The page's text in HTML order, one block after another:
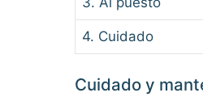
4. Cuidado
Cuidado y